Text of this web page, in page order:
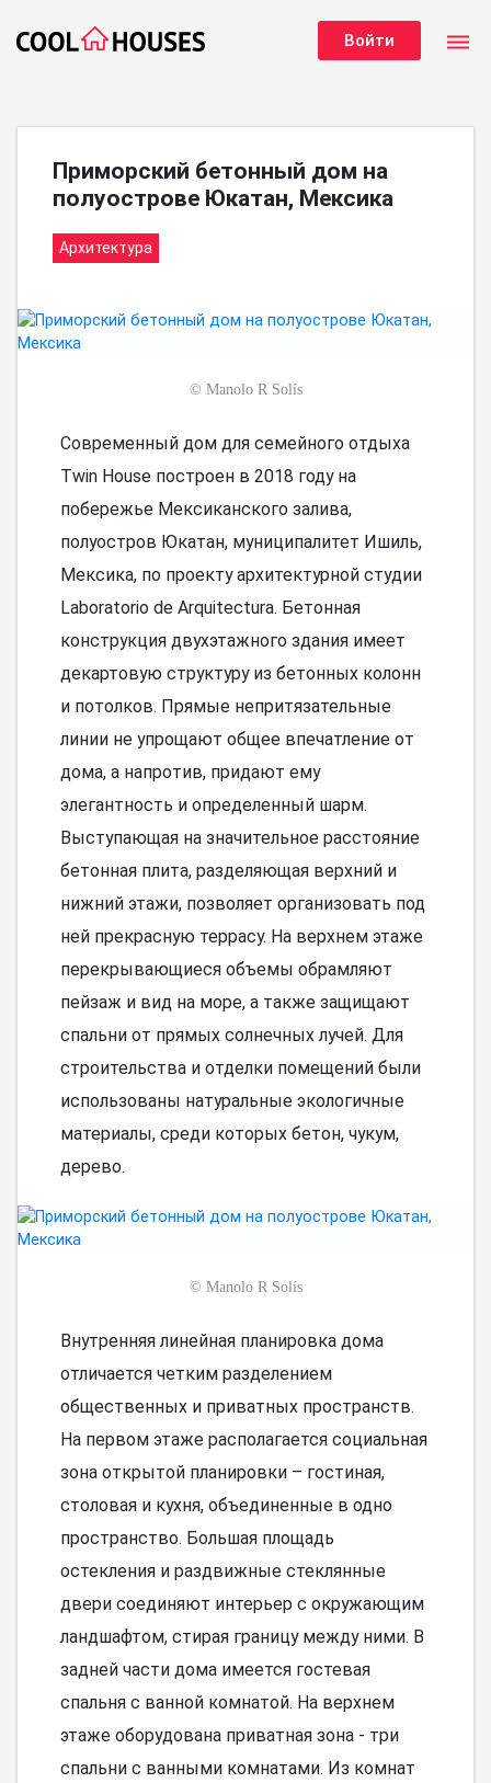
Войти dehaze
Приморский бетонный дом на
полуострове Юкатан, Мексика
Архитектура
© Manolo R Solís
Современный дом для семейного отдыха
Twin House построен в 2018 году на
побережье Мексиканского залива,
полуостров Юкатан, муниципалитет Ишиль,
Мексика, по проекту архитектурной студии
Laboratorio de Arquitectura. Бетонная
конструкция двухэтажного здания имеет
декартовую структуру из бетонных колонн
и потолков. Прямые непритязательные
линии не упрощают общее впечатление от
дома, а напротив, придают ему
элегантность и определенный шарм.
Выступающая на значительное расстояние
бетонная плита, разделяющая верхний и
нижний этажи, позволяет организовать под
ней прекрасную террасу. На верхнем этаже
перекрывающиеся объемы обрамляют
пейзаж и вид на море, а также защищают
спальни от прямых солнечных лучей. Для
строительства и отделки помещений были
использованы натуральные экологичные
материалы, среди которых бетон, чукум,
дерево.
© Manolo R Solís
Внутренняя линейная планировка дома
отличается четким разделением
общественных и приватных пространств.
На первом этаже располагается социальная
зона открытой планировки – гостиная,
столовая и кухня, объединенные в одно
пространство. Большая площадь
остекления и раздвижные стеклянные
двери соединяют интерьер с окружающим
ландшафтом, стирая границу между ними. В
задней части дома имеется гостевая
спальня с ванной комнатой. На верхнем
этаже оборудована приватная зона - три
спальни с ванными комнатами. Из комнат